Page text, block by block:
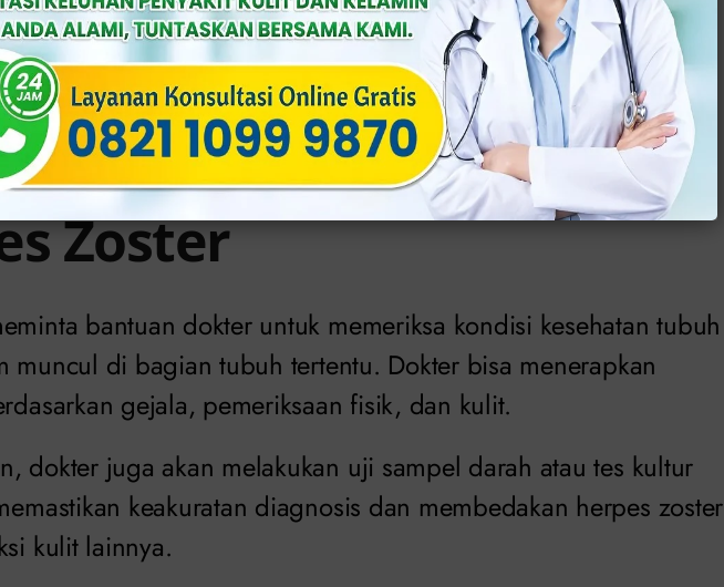
dapat mengalami komplikasi yang krusial walaupun bulatan-
sembuh secara otomatis dalam beberapa minggu.
dan Pengobatan
Zoster
bantuan dokter untuk memeriksa kondisi kesehatan tubuh
muncul di bagian tubuh tertentu. Dokter bisa menerapkan
gejala, pemeriksaan fisik, dan kulit.
dokter juga akan melakukan uji sampel darah atau tes kultur
keakuratan diagnosis dan membedakan herpes zoster
kulit lainnya.